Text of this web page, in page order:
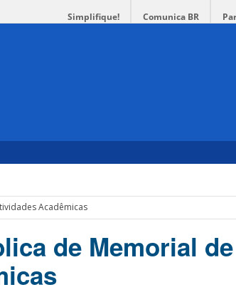
Simplifique! Comunica BR
Acadêmicas
de Memorial de